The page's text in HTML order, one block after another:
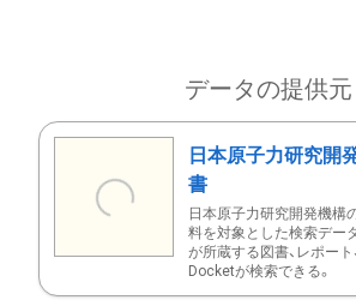
データの提供元
日本原子力研究開
書
日本原子力研究開発機構
料を対象とした検索デー
が所蔵する図書、レポート
Docketが検索できる。